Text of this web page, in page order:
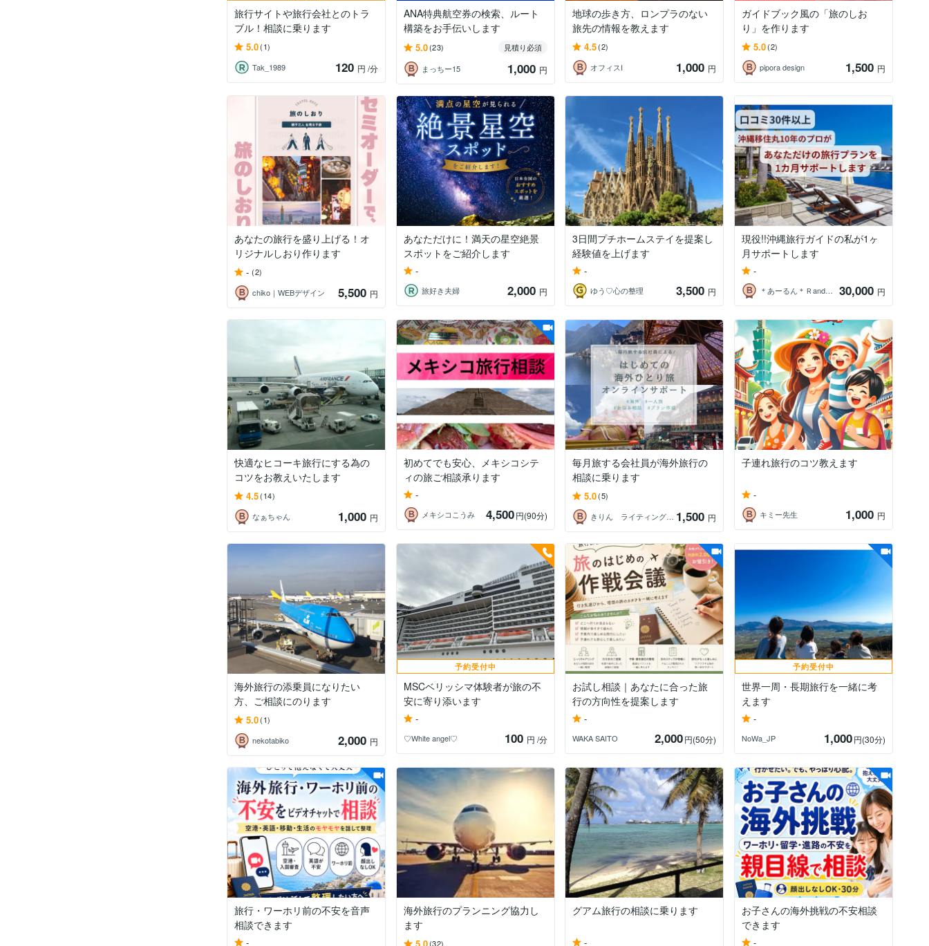
旅行サイトや旅行会社とのトラ
ブル！相談に乗ります
5.0(1)
Tak_1989
120 円 /分
ANA特典航空券の検索、ルート
構築をお手伝いします
5.0(23)
見積り必須
まっちー15
1,000 円
地球の歩き方、ロンプラのない
旅先の情報を教えます
4.5(2)
オフィスI
1,000 円
ガイドブック風の「旅のしお
り」を作ります
5.0(2)
pipora design
1,500 円
あなたの旅行を盛り上げる！オ
リジナルしおり作ります
- (2)
chiko｜WEBデザイン
5,500 円
あなただけに！満天の星空絶景
スポットをご紹介します
-
旅好き夫婦 2,000 円
3日間プチホームステイを提案し
経験値を上げます
-
ゆう♡心の整理 3,500 円
現役!!沖縄旅行ガイドの私が1ヶ
月サポートします
-
＊あーるん＊ＲandＲOkinawa 30,000 円
快適なヒコーキ旅行にする為の
コツをお教えいたします
4.5(14)
なぁちゃん
1,000 円
初めてでも安心、メキシコシテ
ィの旅ご相談承ります
-
メキシコこうみ 4,500円(90分)
毎月旅する会社員が海外旅行の
相談に乗ります
5.0(5)
きりん ライティング・学習支援 1,500 円
子連れ旅行のコツ教えます
-
キミー先生 1,000 円
海外旅行の添乗員になりたい
方、ご相談にのります
5.0(1)
nekotabiko
2,000 円
予約受付中
MSCベリッシマ体験者が旅の不
安に寄り添います
-
♡White angel♡ 100 円 /分
お試し相談｜あなたに合った旅
行の方向性を提案します
-
WAKA SAITO 2,000円(50分)
予約受付中
世界一周・長期旅行を一緒に考
えます
-
NoWa_JP 1,000円(30分)
旅行・ワーホリ前の不安を音声
相談できます
-
海外旅行のプランニング協力し
ます
5.0(32)
グアム旅行の相談に乗ります
-
お子さんの海外挑戦の不安相談
できます
-